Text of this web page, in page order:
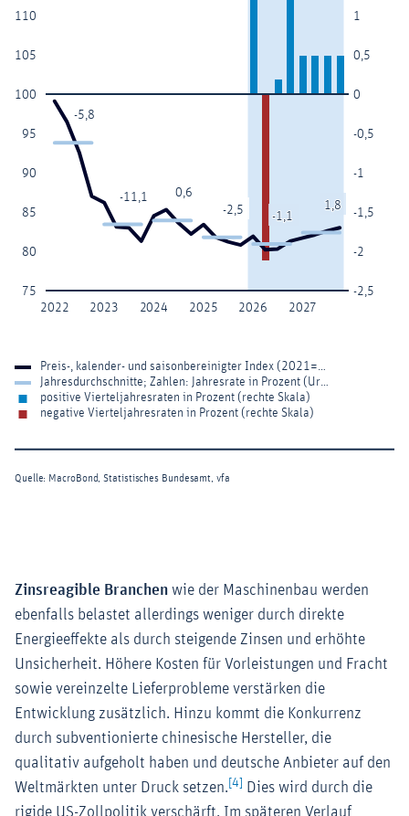
Zinsreagible Branchen wie der Maschinenbau werden
ebenfalls belastet allerdings weniger durch direkte
Energieeffekte als durch steigende Zinsen und erhöhte
Unsicherheit. Höhere Kosten für Vorleistungen und Fracht
sowie vereinzelte Lieferprobleme verstärken die
Entwicklung zusätzlich. Hinzu kommt die Konkurrenz
durch subventionierte chinesische Hersteller, die
qualitativ aufgeholt haben und deutsche Anbieter auf den
Weltmärkten unter Druck setzen. [4] Dies wird durch die